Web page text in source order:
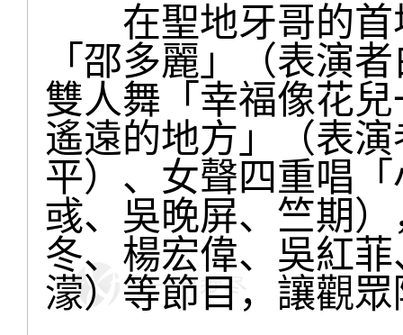
在聖地牙哥的首
「邵多麗」（表演
雙人舞「幸福像花
遙遠的地方」（表
平）、女聲四重唱
彧、吳晚屏、竺期
冬、楊宏偉、吳紅
濛）等節目，讓觀